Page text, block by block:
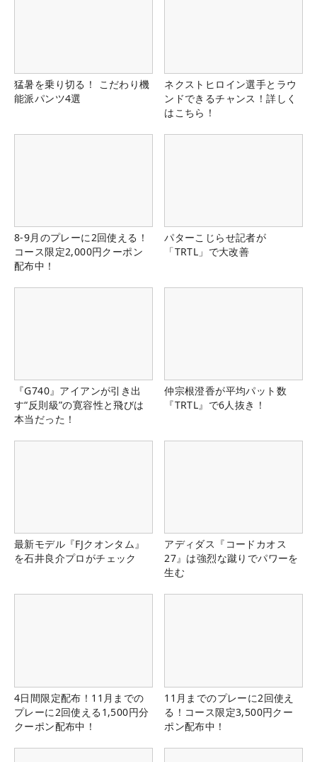
猛暑を乗り切る！ こだわり機
能派パンツ4選
ネクストヒロイン選手とラウ
ンドできるチャンス！詳しく
はこちら！
8-9月のプレーに2回使える！
コース限定2,000円クーポン
配布中！
パターこじらせ記者が
「TRTL」で大改善
『G740』アイアンが引き出
す“反則級”の寛容性と飛びは
本当だった！
仲宗根澄香が平均パット数
『TRTL』で6人抜き！
最新モデル『FJクオンタム』
を石井良介プロがチェック
アディダス『コードカオス
27』は強烈な蹴りでパワーを
生む
4日間限定配布！11月までの
プレーに2回使える1,500円分
クーポン配布中！
11月までのプレーに2回使え
る！コース限定3,500円クー
ポン配布中！